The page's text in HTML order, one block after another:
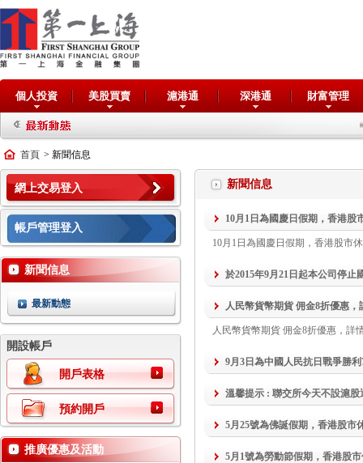
個人投資 美股買賣 滬港通 深港通 財富管理
首頁 > 新聞信息
網上交易登入
帳戶管理登入
新聞信息
最新動態
開設帳戶
開戶表格
預約開戶
推廣優惠及活動
新聞信息
10月1日為國慶日假期，香港股
10月1日為國慶日假期，香港股市
於2015年9月21日起本公司停止
882 1066，通過電話下單。閣
人民幣貨幣期貨 佣金8折優惠，
人民幣貨幣期貨 佣金8折優惠，詳
9月3日為中國人民抗日戰爭勝
溫馨提示 : 聯交所今天不設滬股
NodeID=450
5月25號為佛誕假期，香港股市
5月1號為勞動節假期，香港股